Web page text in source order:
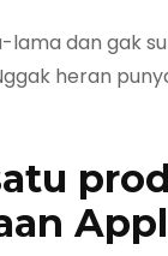
dan gak
heran